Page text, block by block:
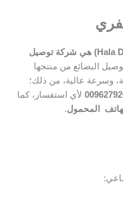
شركة هلا ديلفري للتوصيل (Hala Delivery) هي شركة توصيل
البضائع من منتجها
وسرعة عالية، من ذلك؛
لأي استفسار، كما
المحمول.